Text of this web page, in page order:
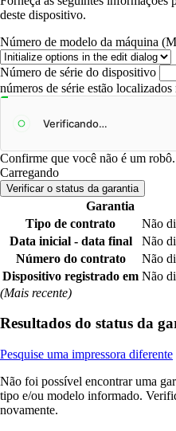
deste dispositivo.
Número de modelo da máquina
Número de série do dispositivo
números de série estão
Confirme que você não é um robô.
Carregando
Verificar o status da garantia
Garantia
Tipo de contrato
Não
Data inicial - data final
Não
Número do contrato
Não
Dispositivo registrado em Não
(Mais recente)
Resultados do status da
Pesquise uma impressora diferente
Não foi possível encontrar uma
tipo e/ou modelo informado.
novamente.